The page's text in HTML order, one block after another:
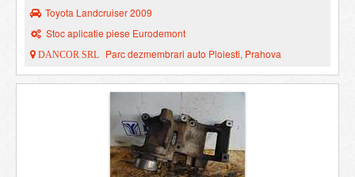
Toyota Landcruiser 2009
Stoc aplicatie piese Eurodemont
DANCOR SRL Parc dezmembrari auto Ploiesti, Prahova